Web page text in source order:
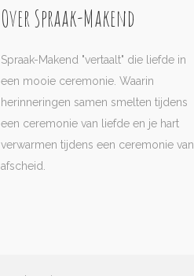
Over Spraak-Makend
Spraak-Makend "vertaalt" die liefde in
een mooie ceremonie. Waarin
herinneringen samen smelten tijdens
een ceremonie van liefde en je hart
verwarmen tijdens een ceremonie van
afscheid.